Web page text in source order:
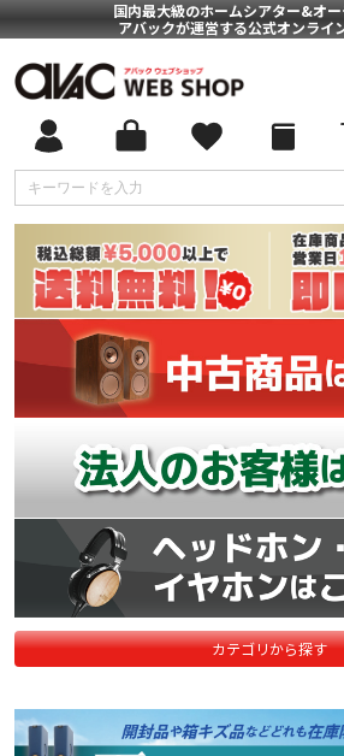
国内最大級のホームシアター&オ
アバックが運営する公式オンライ
カテゴリから探す